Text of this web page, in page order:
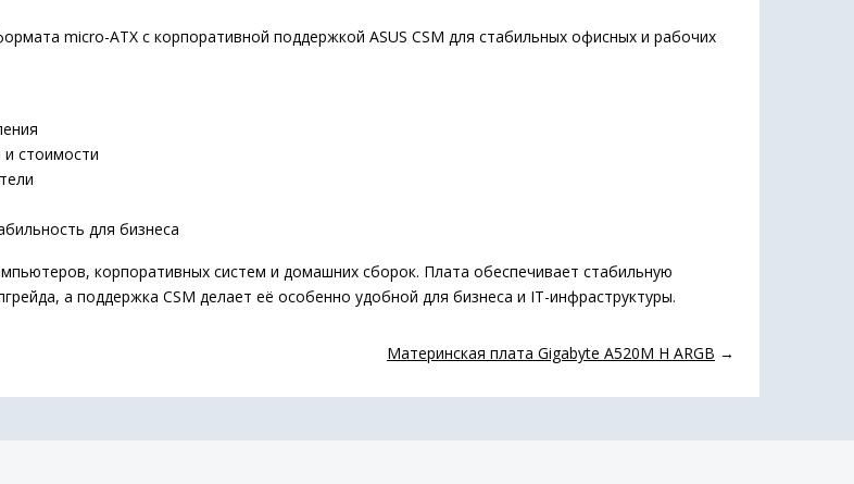
micro-ATX с корпоративной поддержкой ASUS CSM для стабильных офисных и рабочих
стоимости
для бизнеса
корпоративных систем и домашних сборок. Плата обеспечивает стабильную
а поддержка CSM делает её особенно удобной для бизнеса и IT-инфраструктуры.
Материнская плата Gigabyte A520M H ARGB →